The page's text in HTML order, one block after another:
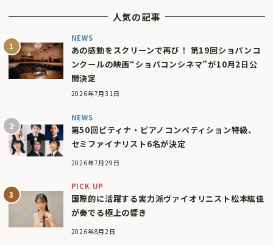
人気の記事
NEWS
あの感動をスクリーンで再び！ 第19回ショパンコ
ンクールの映画“ショパコンシネマ”が10月2日公
開決定
2026年7月31日
NEWS
第50回ピティナ・ピアノコンペティション特級、
セミファイナリスト6名が決定
2026年7月29日
PICK UP
国際的に活躍する実力派ヴァイオリニスト松本紘佳
が奏でる極上の響き
2026年8月2日